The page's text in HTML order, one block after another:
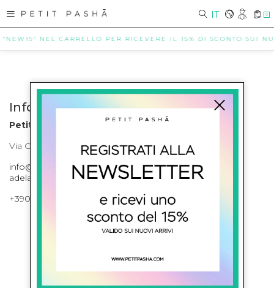
IT 0
NEL CARRELLO PER RICEVERE IL 15% DI SCONTO SUI
Info contatti
Petit Pasha
Via Cilea, 255 Napoli Corso Umberto I 301 Napoli
info@petitpasha.com, petitpasha@hotmail.it,
adelaide.petitpasha@hotmail.com
+39081643421 , +390812351280
ISCRIVITI ALLA NEWSLETTER